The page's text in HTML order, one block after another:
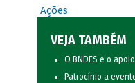
Ações
VEJA TAMBÉM
O BNDES e o
Patrocínio a